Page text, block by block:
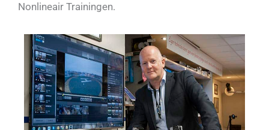
Nonlineair Trainingen.